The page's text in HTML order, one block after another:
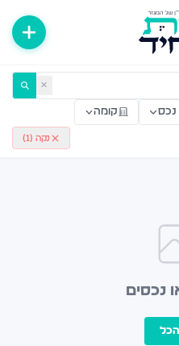
רשות היחיד ✕
נכס קומה
נקה ( 1
)
נכסים